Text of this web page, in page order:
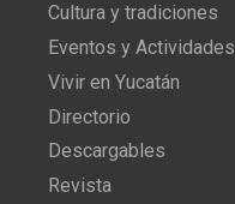
Cultura y tradiciones
Eventos y Actividades
Vivir en Yucatán
Directorio
Descargables
Revista